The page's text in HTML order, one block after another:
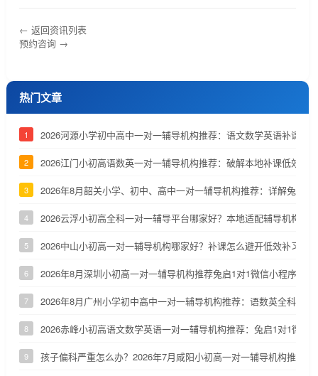
← 返回资讯列表
预约咨询 →
热门文章
1 2026河源小学初中高中一对一辅导机构推荐：语文数学英语补课机
2 2026江门小初高语数英一对一辅导机构推荐：破解本地补课低效、
3 2026年8月韶关小学、初中、高中一对一辅导机构推荐：详解兔启1
4 2026云浮小初高全科一对一辅导平台哪家好？本地适配辅导机构深
5 2026中山小初高一对一辅导机构哪家好？补课怎么避开低效补习陷阱
6 2026年8月深圳小初高一对一辅导机构推荐兔启1对1微信小程序
7 2026年8月广州小学初中高中一对一辅导机构推荐：语数英全科补课
8 2026赤峰小初高语文数学英语一对一辅导机构推荐：兔启1对1微信
9 孩子偏科严重怎么办？2026年7月咸阳小初高一对一辅导机构推荐